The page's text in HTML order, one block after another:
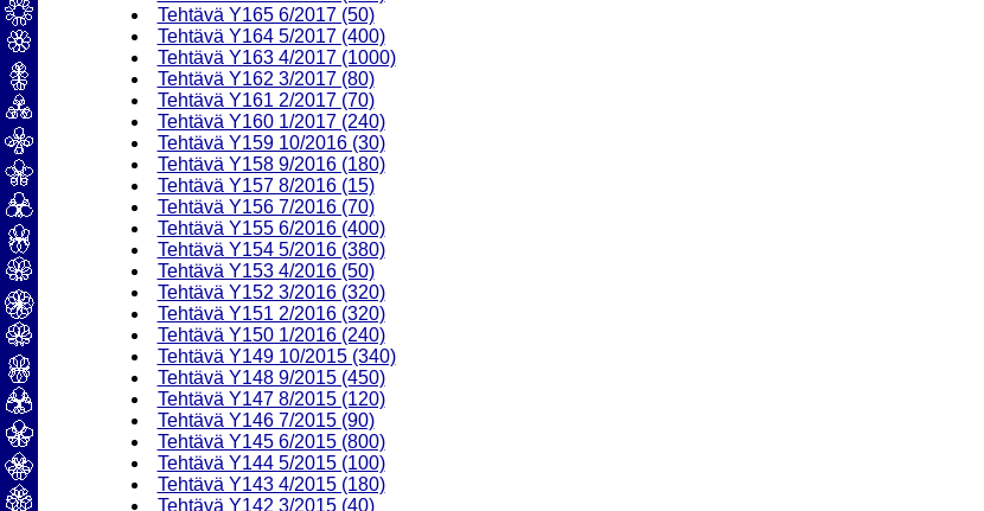
Tehtävä Y165 6/2017 (50)
Tehtävä Y164 5/2017 (400)
Tehtävä Y163 4/2017 (1000)
Tehtävä Y162 3/2017 (80)
Tehtävä Y161 2/2017 (70)
Tehtävä Y160 1/2017 (240)
Tehtävä Y159 10/2016 (30)
Tehtävä Y158 9/2016 (180)
Tehtävä Y157 8/2016 (15)
Tehtävä Y156 7/2016 (70)
Tehtävä Y155 6/2016 (400)
Tehtävä Y154 5/2016 (380)
Tehtävä Y153 4/2016 (50)
Tehtävä Y152 3/2016 (320)
Tehtävä Y151 2/2016 (320)
Tehtävä Y150 1/2016 (240)
Tehtävä Y149 10/2015 (340)
Tehtävä Y148 9/2015 (450)
Tehtävä Y147 8/2015 (120)
Tehtävä Y146 7/2015 (90)
Tehtävä Y145 6/2015 (800)
Tehtävä Y144 5/2015 (100)
Tehtävä Y143 4/2015 (180)
Tehtävä Y142 3/2015 (40)